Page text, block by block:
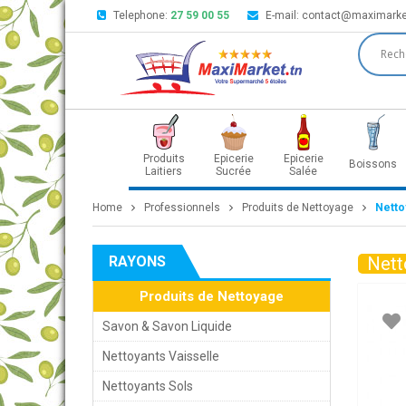
Telephone: 27 59 00 55 E-mail:
Produits
Laitiers
Epicerie
Sucrée
Epicerie
Salée
Boissons
Home Professionnels Produits de Nettoyage
RAYONS
Produits de Nettoyage
Savon & Savon Liquide
Nettoyants Vaisselle
Nettoyants Sols